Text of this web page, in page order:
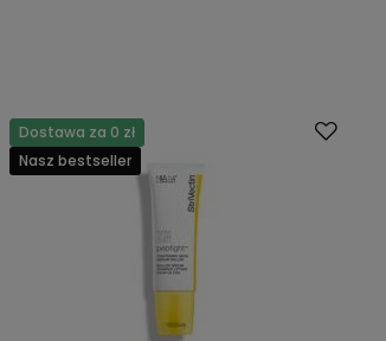
Dostawa za 0 zł
Nasz bestseller